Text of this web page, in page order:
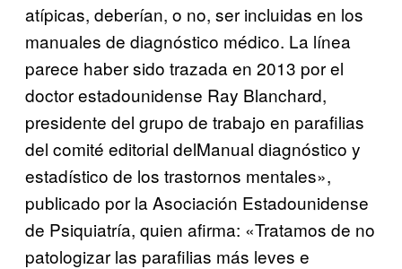
atípicas, deberían, o no, ser incluidas en los
manuales de diagnóstico médico. La línea
parece haber sido trazada en 2013 por el
doctor estadounidense Ray Blanchard,
presidente del grupo de trabajo en parafilias
del comité editorial delManual diagnóstico y
estadístico de los trastornos mentales»,
publicado por la Asociación Estadounidense
de Psiquiatría, quien afirma: «Tratamos de no
patologizar las parafilias más leves e